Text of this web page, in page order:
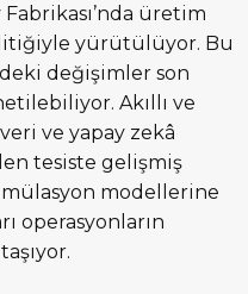
üretim
yürütülüyor. Bu
değişimler son
Akıllı ve
ve yapay zekâ
tesiste gelişmiş
modellerine
operasyonların